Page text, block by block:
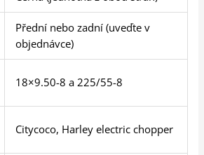
Přední nebo zadní (uveďte v
objednávce)
18×9.50-8 a 225/55-8
Citycoco, Harley electric chopper